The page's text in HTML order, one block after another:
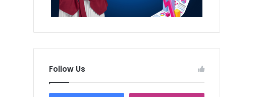
Follow Us